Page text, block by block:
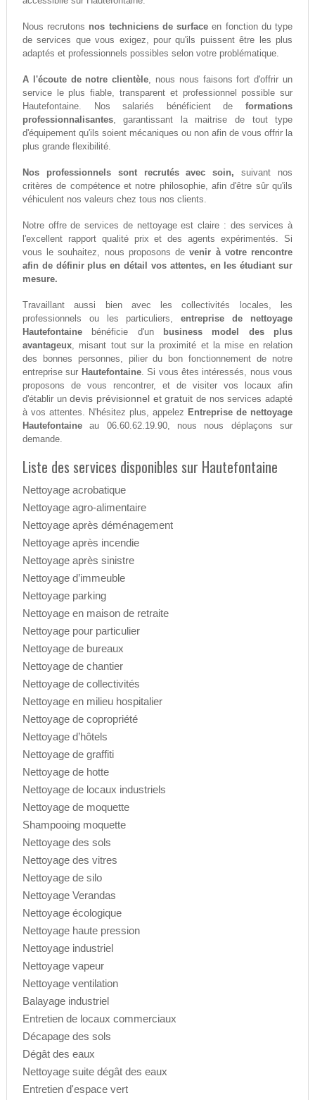
Nous recrutons nos techniciens de surface en fonction du type
de services que vous exigez, pour qu'ils puissent être les plus
adaptés et professionnels possibles selon votre problématique.
A l'écoute de notre clientèle, nous nous faisons fort d'offrir un
service le plus fiable, transparent et professionnel possible sur
Hautefontaine. Nos salariés bénéficient deformations
professionnalisantes, garantissant la maitrise de tout type
d'équipement qu'ils soient mécaniques ou non afin de vous offrir la
plus grande flexibilité.
Nos professionnels sont recrutés avec soin, suivant nos
critères de compétence et notre philosophie, afin d'être sûr qu'ils
véhiculent nos valeurs chez tous nos clients.
Notre offre de services de nettoyage est claire : des services à
l'excellent rapport qualité prix et des agents expérimentés. Si
vous le souhaitez, nous proposons devenir à votre rencontre
afin de définir plus en détail vos attentes, en les étudiant sur
mesure.
Travaillant aussi bien avec les collectivités locales, les
professionnels ou les particuliers,entreprise de nettoyage
Hautefontainebénéficie d'un
business model des plus
avantageux, misant tout sur la proximité et la mise en relation
des bonnes personnes, pilier du bon fonctionnement de notre
entreprise sur Hautefontaine. Si vous êtes intéressés, nous vous
proposons de vous rencontrer, et de visiter vos locaux afin
d'établir undevis prévisionnel et gratuit de nos services adapté
à vos attentes. N'hésitez plus, appelez Entreprise de nettoyage
Hautefontaineau 06.60.62.19.90, nous nous déplaçons sur
demande.
Liste des services disponibles sur Hautefontaine
Nettoyage acrobatique
Nettoyage agro-alimentaire
Nettoyage après déménagement
Nettoyage après incendie
Nettoyage après sinistre
Nettoyage d’immeuble
Nettoyage parking
Nettoyage en maison de retraite
Nettoyage pour particulier
Nettoyage de bureaux
Nettoyage de chantier
Nettoyage de collectivités
Nettoyage en milieu hospitalier
Nettoyage de copropriété
Nettoyage d’hôtels
Nettoyage de graffiti
Nettoyage de hotte
Nettoyage de locaux industriels
Nettoyage de moquette
Shampooing moquette
Nettoyage des sols
Nettoyage des vitres
Nettoyage de silo
Nettoyage Verandas
Nettoyage écologique
Nettoyage haute pression
Nettoyage industriel
Nettoyage vapeur
Nettoyage ventilation
Balayage industriel
Entretien de locaux commerciaux
Décapage des sols
Dégât des eaux
Nettoyage suite dégât des eaux
Entretien d'espace vert